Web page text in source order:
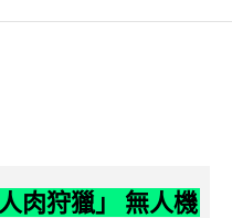
肉狩獵」 無人機